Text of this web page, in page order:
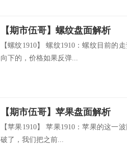
【期市伍哥】螺纹盘面解析
【螺纹1910】 螺纹1910：螺纹目前的
向下的，价格如果反弹...
【期市伍哥】苹果盘面解析
【苹果1910】 苹果1910：苹果的这一
破了，我们把之前...